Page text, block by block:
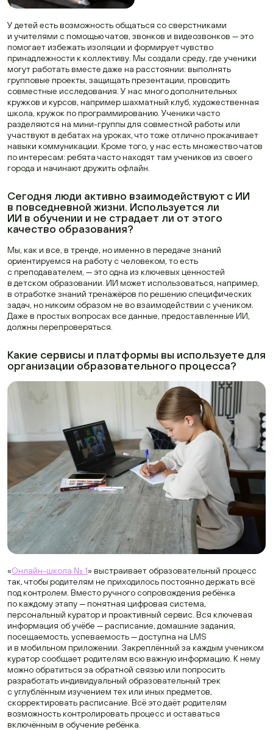
У детей есть возможность общаться со сверстниками
и учителями с помощью чатов, звонков и видеозвонков — это
помогает избежать изоляции и формирует чувство
принадлежности к коллективу. Мы создали среду, где ученики
могут работать вместе даже на расстоянии: выполнять
групповые проекты, защищать презентации, проводить
совместные исследования. У нас много дополнительных
кружков и курсов, например шахматный клуб, художественная
школа, кружок по программированию. Ученики часто
разделяются на мини-группы для совместной работы или
участвуют в дебатах на уроках, что тоже отлично прокачивает
навыки коммуникации. Кроме того, у нас есть множество чатов
по интересам: ребята часто находят там учеников из своего
города и начинают дружить офлайн.
Сегодня люди активно взаимодействуют с ИИ
в повседневной жизни. Используется ли
ИИ в обучении и не страдает ли от этого
качество образования?
Мы, как и все, в тренде, но именно в передаче знаний
ориентируемся на работу с человеком, то есть
с преподавателем, — это одна из ключевых ценностей
в детском образовании. ИИ может использоваться, например,
в отработке знаний тренажёров по решению специфических
задач, но никоим образом не во взаимодействии с учеником.
Даже в простых вопросах все данные, предоставленные ИИ,
должны перепроверяться.
Какие сервисы и платформы вы используете для
организации образовательного процесса?
«Онлайн-школа № 1» выстраивает образовательный процесс
так, чтобы родителям не приходилось постоянно держать всё
под контролем. Вместо ручного сопровождения ребёнка
по каждому этапу — понятная цифровая система,
персональный куратор и проактивный сервис. Вся ключевая
информация об учёбе — расписание, домашние задания,
посещаемость, успеваемость — доступна на LMS
и в мобильном приложении. Закреплённый за каждым учеником
куратор сообщает родителям всю важную информацию. К нему
можно обратиться за обратной связью или попросить
разработать индивидуальный образовательный трек
с углублённым изучением тех или иных предметов,
скорректировать расписание. Всё это даёт родителям
возможность контролировать процесс и оставаться
включённым в обучение ребёнка.